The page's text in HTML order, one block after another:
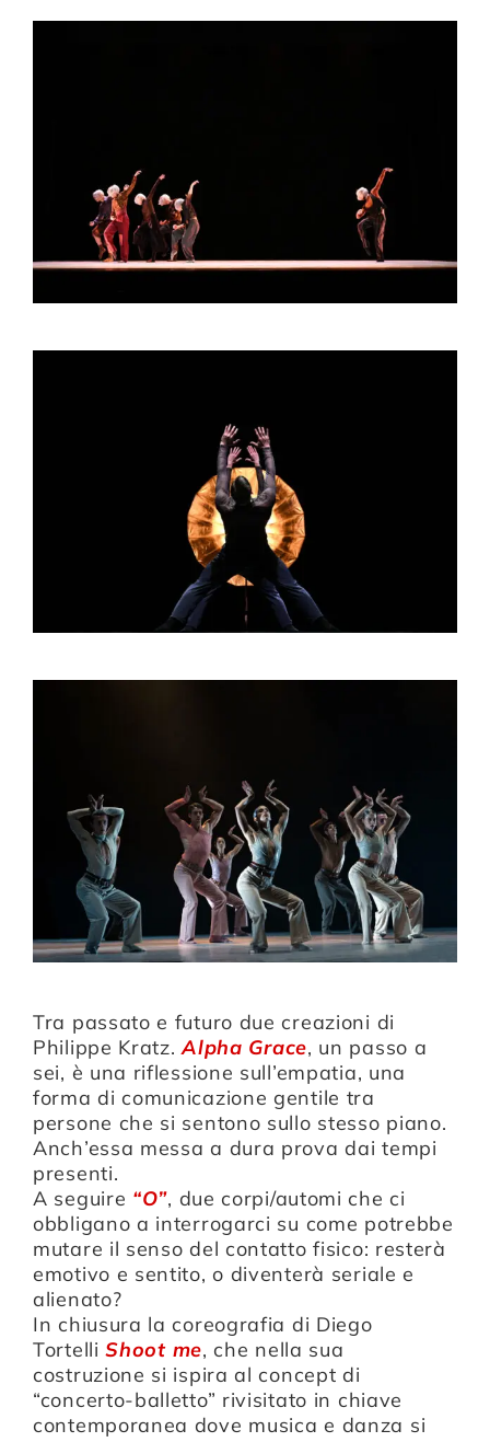
Tra passato e futuro due creazioni di
Philippe Kratz.Alpha Grace, un passo a
sei, è una riflessione sull’empatia, una
forma di comunicazione gentile tra
persone che si sentono sullo stesso piano.
Anch’essa messa a dura prova dai tempi
presenti.
A seguire “O”, due corpi/automi che ci
obbligano a interrogarci su come potrebbe
mutare il senso del contatto fisico: resterà
emotivo e sentito, o diventerà seriale e
alienato?
In chiusura la coreografia di Diego
TortelliShoot me, che nella sua
costruzione si ispira al concept di
“concerto-balletto” rivisitato in chiave
contemporanea dove musica e danza si